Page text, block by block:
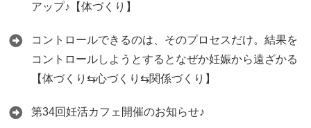
アップ♪【体づくり】
コントロールできるのは、そのプロセスだけ。結果を
コントロールしようとするとなぜか妊娠から遠ざかる
【体づくり⇆心づくり⇆関係づくり】
第34回妊活カフェ開催のお知らせ♪